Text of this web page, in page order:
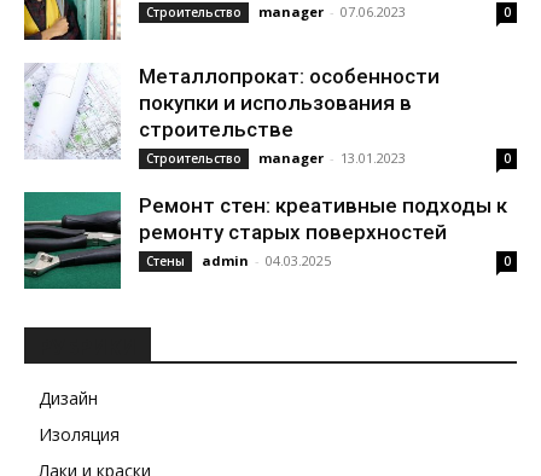
Строительство manager - 07.06.2023 0
Металлопрокат: особенности
покупки и использования в
строительстве
Строительство manager - 13.01.2023 0
Ремонт стен: креативные подходы к
ремонту старых поверхностей
Стены admin - 04.03.2025 0
Дизайн
Изоляция
Лаки и краски